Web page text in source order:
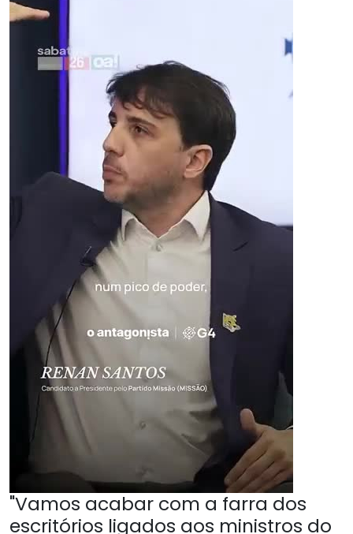
"Vamos acabar com a farra dos
escritórios ligados aos ministros do